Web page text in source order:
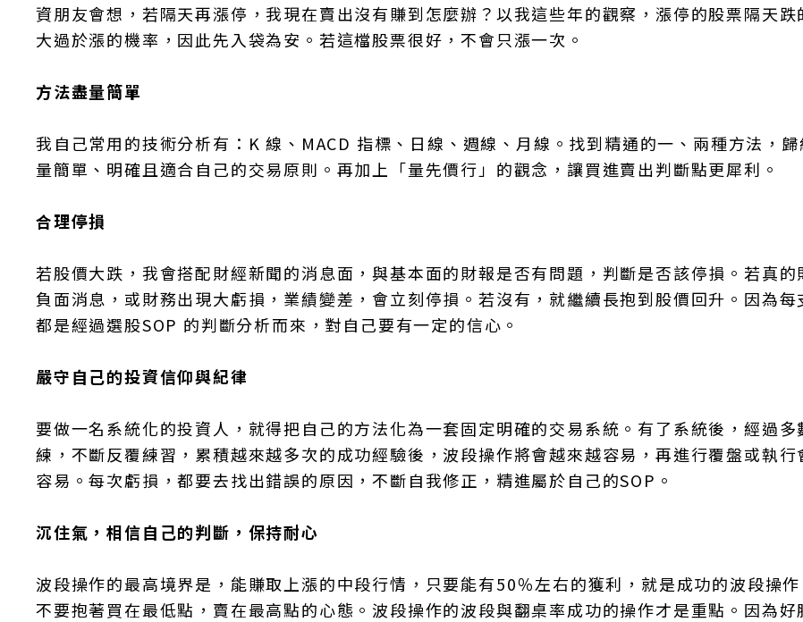
資朋友會想，若隔天再漲停，我現在賣出沒有賺到怎麼辦？以我這些年的觀察，漲停的股票隔天跌
大過於漲的機率，因此先入袋為安。若這檔股票很好，不會只漲一次。
方法盡量簡單
我自己常用的技術分析有：K 線、MACD 指標、日線、週線、月線。找到精通的一、兩種方法，歸
量簡單、明確且適合自己的交易原則。再加上「量先價行」的觀念，讓買進賣出判斷點更犀利。
合理停損
若股價大跌，我會搭配財經新聞的消息面，與基本面的財報是否有問題，判斷是否該停損。若真的
負面消息，或財務出現大虧損，業績變差，會立刻停損。若沒有，就繼續長抱到股價回升。因為每
都是經過選股SOP 的判斷分析而來，對自己要有一定的信心。
嚴守自己的投資信仰與紀律
要做一名系統化的投資人，就得把自己的方法化為一套固定明確的交易系統。有了系統後，經過多
練，不斷反覆練習，累積越來越多次的成功經驗後，波段操作將會越來越容易，再進行覆盤或執行
容易。每次虧損，都要去找出錯誤的原因，不斷自我修正，精進屬於自己的SOP。
沉住氣，相信自己的判斷，保持耐心
波段操作的最高境界是，能賺取上漲的中段行情，只要能有50％左右的獲利，就是成功的波段操
不要抱著買在最低點，賣在最高點的心態。波段操作的波段與翻桌率成功的操作才是重點。因為好